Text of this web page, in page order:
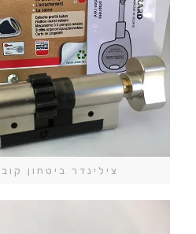
צילינדר ביטחון